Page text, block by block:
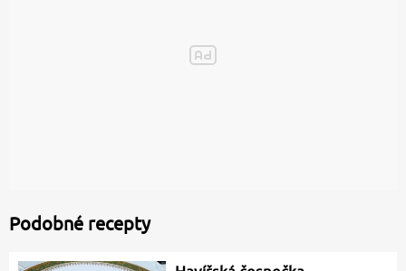
Podobné recepty